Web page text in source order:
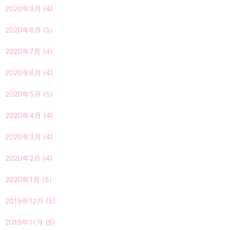
2020年9月 (4)
2020年8月 (5)
2020年7月 (4)
2020年6月 (4)
2020年5月 (5)
2020年4月 (4)
2020年3月 (4)
2020年2月 (4)
2020年1月 (5)
2019年12月 (5)
2019年11月 (5)